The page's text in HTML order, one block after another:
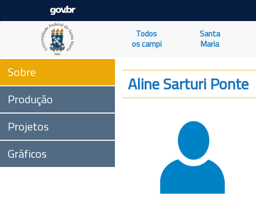
Todos
os campi
Santa
Maria
Sobre
Produção
Projetos
Gráficos
Aline Sarturi Ponte